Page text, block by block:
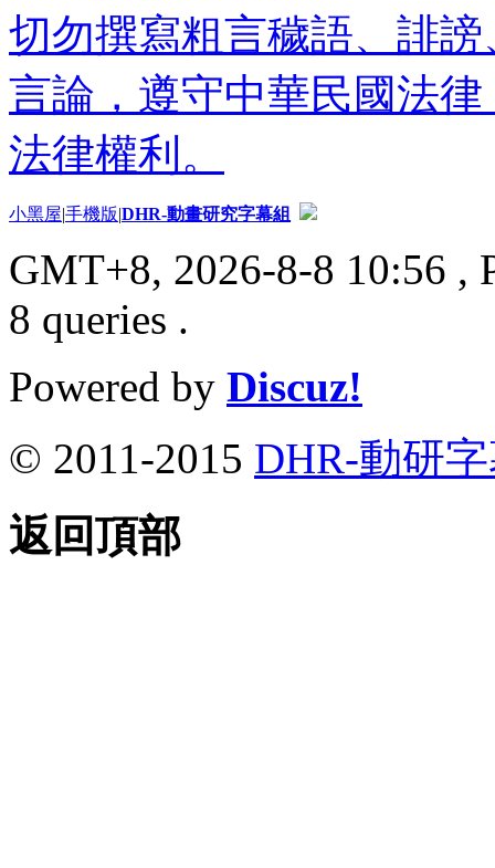
切勿撰寫粗言穢語、誹
言論，遵守中華民國法
法律權利。
小黑屋|手機版|DHR-動畫研究字幕組
GMT+8, 2026-8-8 10:56 ,
8 queries .
Powered by Discuz!
© 2011-2015 DHR-動研
返回頂部